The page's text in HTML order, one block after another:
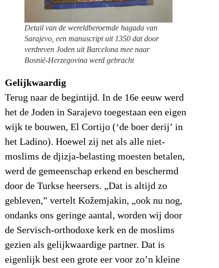
Detail van de wereldberoemde hagada van
Sarajevo, een manuscript uit 1350 dat door
verdreven Joden uit Barcelona mee naar
Bosnië-Herzegovina werd gebracht
Gelijkwaardig
Terug naar de begintijd. In de 16e eeuw werd
het de Joden in Sarajevo toegestaan een eigen
wijk te bouwen, El Cortijo (‘de boer derij’ in
het Ladino). Hoewel zij net als alle niet-
moslims de djizja-belasting moesten betalen,
werd de gemeenschap erkend en beschermd
door de Turkse heersers. „Dat is altijd zo
gebleven,” vertelt Kožemjakin, „ook nu nog,
ondanks ons geringe aantal, worden wij door
de Servisch-orthodoxe kerk en de moslims
gezien als gelijkwaardige partner. Dat is
eigenlijk best een grote eer voor zo’n kleine